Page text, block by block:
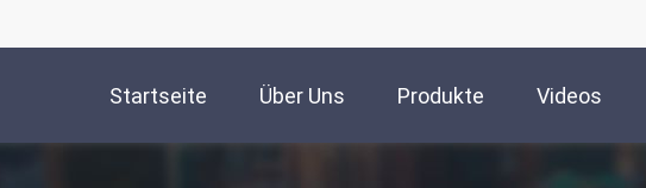
Startseite Über Uns Produkte Videos